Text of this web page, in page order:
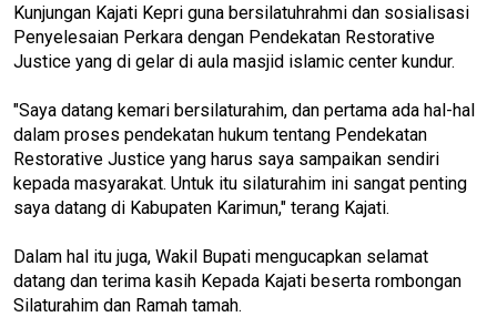
Kunjungan Kajati Kepri guna bersilatuhrahmi dan sosialisasi
Penyelesaian Perkara dengan Pendekatan Restorative
Justice yang di gelar di aula masjid islamic center kundur.
"Saya datang kemari bersilaturahim, dan pertama ada hal-hal
dalam proses pendekatan hukum tentang Pendekatan
Restorative Justice yang harus saya sampaikan sendiri
kepada masyarakat. Untuk itu silaturahim ini sangat penting
saya datang di Kabupaten Karimun," terang Kajati.
Dalam hal itu juga, Wakil Bupati mengucapkan selamat
datang dan terima kasih Kepada Kajati beserta rombongan
Silaturahim dan Ramah tamah.